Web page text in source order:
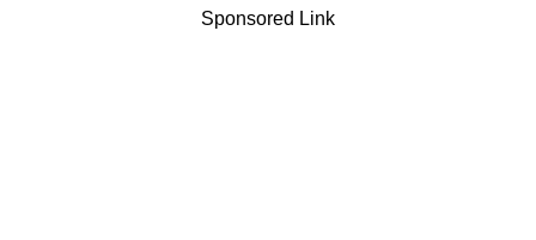
Sponsored Link